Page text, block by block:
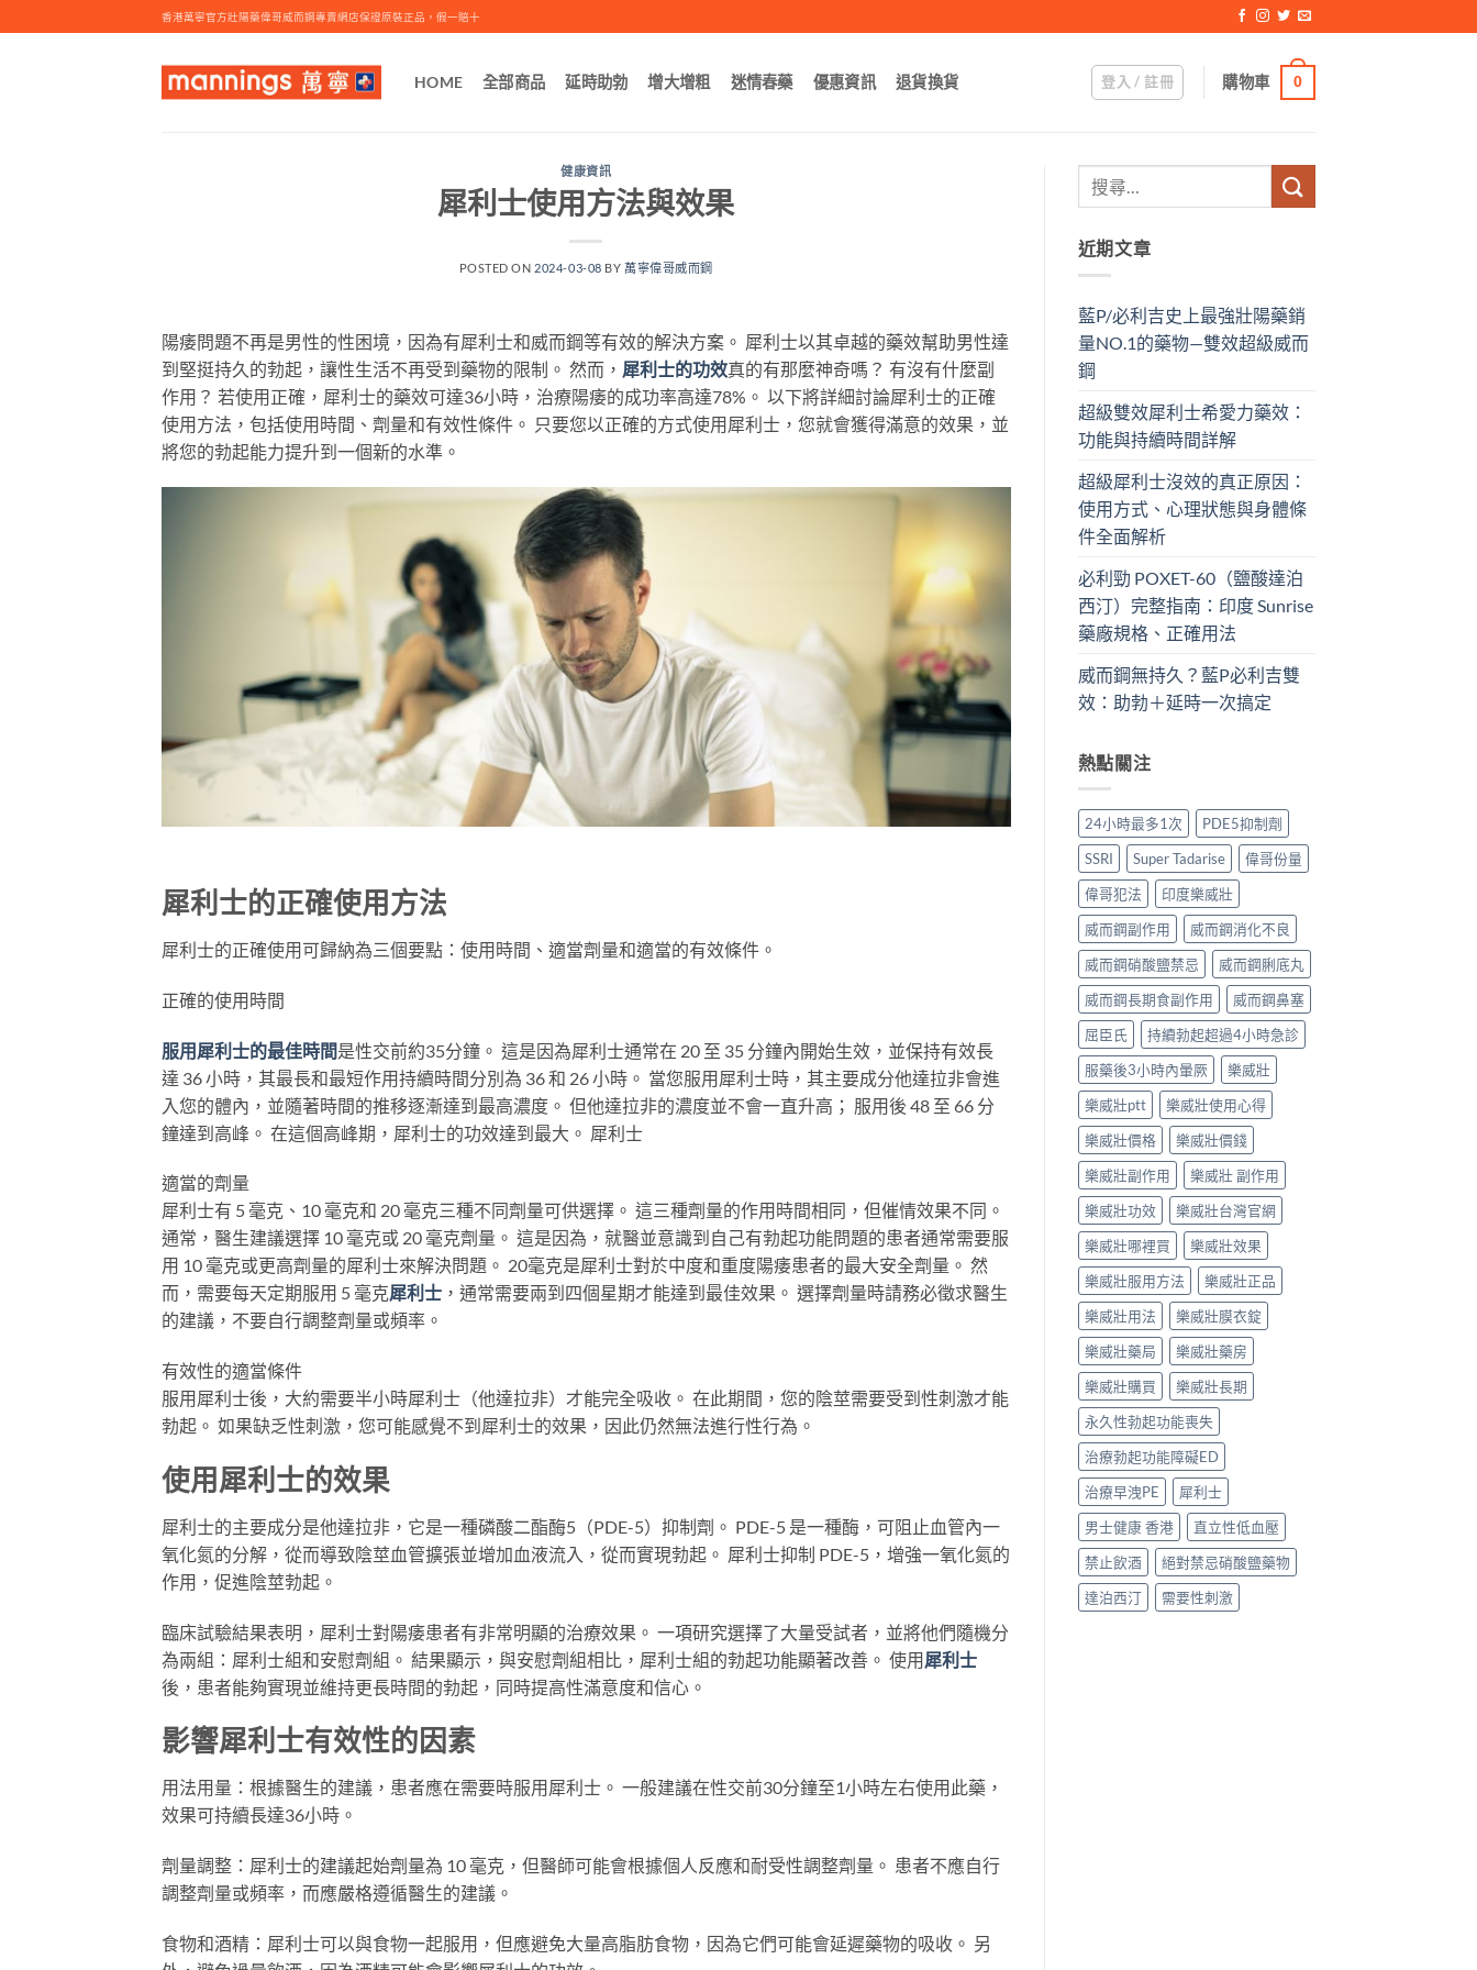
to
香港萬寧官方壯陽藥偉哥威而鋼專賣網店保證原裝正品，假一賠十
HOME 全部商品 延時助勃 增大增粗 迷情春藥 優惠資訊 退貨換貨 登入 / 註冊 購物車 0
健康資訊
犀利士使用方法與效果
POSTED ON 2024-03-08 BY萬寧偉哥威而鋼
陽痿問題不再是男性的性困境，因為有犀利士和威而鋼等有效的解決方案。 犀利士以其卓越的藥效幫助男性達
到堅挺持久的勃起，讓性生活不再受到藥物的限制。 然而， 犀利士的功效真的有那麼神奇嗎？ 有沒有什麼副
作用？ 若使用正確，犀利士的藥效可達36小時，治療陽痿的成功率高達78%。 以下將詳細討論犀利士的正確
使用方法，包括使用時間、劑量和有效性條件。 只要您以正確的方式使用犀利士，您就會獲得滿意的效果，並
將您的勃起能力提升到一個新的水準。
犀利士的正確使用方法
犀利士的正確使用可歸納為三個要點：使用時間、適當劑量和適當的有效條件。
正確的使用時間
服用犀利士的最佳時間是性交前約35分鐘。 這是因為犀利士通常在 20 至 35 分鐘內開始生效，並保持有效長
達 36 小時，其最長和最短作用持續時間分別為 36 和 26 小時。 當您服用犀利士時，其主要成分他達拉非會進
入您的體內，並隨著時間的推移逐漸達到最高濃度。 但他達拉非的濃度並不會一直升高； 服用後 48 至 66 分
鐘達到高峰。 在這個高峰期，犀利士的功效達到最大。 犀利士
適當的劑量
犀利士有 5 毫克、10 毫克和 20 毫克三種不同劑量可供選擇。 這三種劑量的作用時間相同，但催情效果不同。
通常，醫生建議選擇 10 毫克或 20 毫克劑量。 這是因為，就醫並意識到自己有勃起功能問題的患者通常需要服
用 10 毫克或更高劑量的犀利士來解決問題。 20毫克是犀利士對於中度和重度陽痿患者的最大安全劑量。 然
而，需要每天定期服用 5 毫克犀利士 ，通常需要兩到四個星期才能達到最佳效果。 選擇劑量時請務必徵求醫生
的建議，不要自行調整劑量或頻率。
有效性的適當條件
服用犀利士後，大約需要半小時犀利士（他達拉非）才能完全吸收。 在此期間，您的陰莖需要受到性刺激才能
勃起。 如果缺乏性刺激，您可能感覺不到犀利士的效果，因此仍然無法進行性行為。
使用犀利士的效果
犀利士的主要成分是他達拉非，它是一種磷酸二酯酶5（PDE-5）抑制劑。 PDE-5 是一種酶，可阻止血管內一
氧化氮的分解，從而導致陰莖血管擴張並增加血液流入，從而實現勃起。 犀利士抑制 PDE-5，增強一氧化氮的
作用，促進陰莖勃起。
臨床試驗結果表明，犀利士對陽痿患者有非常明顯的治療效果。 一項研究選擇了大量受試者，並將他們隨機分
為兩組：犀利士組和安慰劑組。 結果顯示，與安慰劑組相比，犀利士組的勃起功能顯著改善。 使用犀利士
後，患者能夠實現並維持更長時間的勃起，同時提高性滿意度和信心。
影響犀利士有效性的因素
用法用量：根據醫生的建議，患者應在需要時服用犀利士。 一般建議在性交前30分鐘至1小時左右使用此藥，
效果可持續長達36小時。
劑量調整：犀利士的建議起始劑量為 10 毫克，但醫師可能會根據個人反應和耐受性調整劑量。 患者不應自行
調整劑量或頻率，而應嚴格遵循醫生的建議。
食物和酒精：犀利士可以與食物一起服用，但應避免大量高脂肪食物，因為它們可能會延遲藥物的吸收。 另
近期文章
藍P/必利吉史上最強壯陽藥銷
量NO.1的藥物—雙效超級威而
鋼
超級雙效犀利士希愛力藥效：
功能與持續時間詳解
超級犀利士沒效的真正原因：
使用方式、心理狀態與身體條
件全面解析
必利勁 POXET-60（鹽酸達泊
西汀）完整指南：印度 Sunrise
藥廠規格、正確用法
威而鋼無持久？藍P必利吉雙
效：助勃＋延時一次搞定
熱點關注
24小時最多1次
PDE5抑制劑
SSRI
Super Tadarise
偉哥份量
偉哥犯法
印度樂威壯
威而鋼副作用
威而鋼消化不良
威而鋼硝酸鹽禁忌
威而鋼脷底丸
威而鋼長期食副作用
威而鋼鼻塞
屈臣氏
持續勃起超過4小時急診
服藥後3小時內暈厥
樂威壯
樂威壯ptt
樂威壯使用心得
樂威壯價格
樂威壯價錢
樂威壯副作用
樂威壯 副作用
樂威壯功效
樂威壯台灣官網
樂威壯哪裡買
樂威壯效果
樂威壯服用方法
樂威壯正品
樂威壯用法
樂威壯膜衣錠
樂威壯藥局
樂威壯藥房
樂威壯購買
樂威壯長期
永久性勃起功能喪失
治療勃起功能障礙ED
治療早洩PE
犀利士
男士健康 香港
直立性低血壓
禁止飲酒
絕對禁忌硝酸鹽藥物
達泊西汀
需要性刺激